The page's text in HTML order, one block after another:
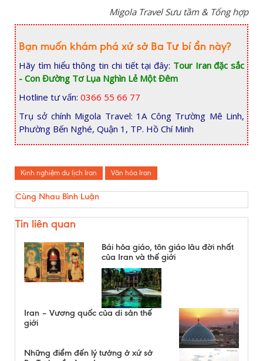
Migola Travel Sưu tầm & Tổng hợp
Bạn muốn khám phá xứ sở Ba Tư bí ẩn này?
Hãy tìm hiểu thông tin chi tiết tại đây: Tour Iran đặc sắc
- Con Đường Tơ Lụa Nghìn Lẻ Một Đêm
Hotline tư vấn: 0366 55 66 77
Trụ sở chính Migola Travel: 1A Công Trường Mê Linh,
Phường Bến Nghé, Quận 1, TP. Hồ Chí Minh
Kinh nghiệm du lịch Iran Văn hóa Iran
Cùng Nhau Bình Luận
Tin liên quan
Bái hỏa giáo, tôn giáo lâu đời nhất
của Iran và thế giới
Iran – Vương quốc của di sản thế
giới
Những điểm đến lý tưởng ở xứ sở